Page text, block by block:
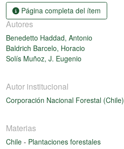
Página completa del ítem
Autores
Benedetto Haddad, Antonio
Baldrich Barcelo, Horacio
Solís Muñoz, J. Eugenio
Autor institucional
Corporación Nacional Forestal (Chile)
Materias
Chile - Plantaciones forestales